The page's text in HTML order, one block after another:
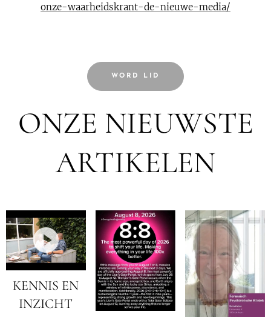
onze-waarheidskrant-de-nieuwe-media/
WORD LID
ONZE NIEUWSTE
ARTIKELEN
KENNIS EN
INZICHT